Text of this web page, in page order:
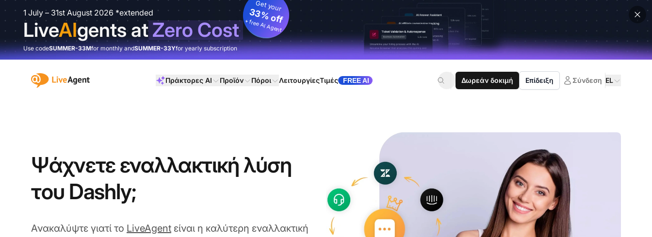
1 July – 31st August 2026 *extended
LiveAIgents atZero Cost
Get your
33% off
+ free AI Agent
Use codeSUMMER-33Mfor monthly andSUMMER-33Yfor yearly subscription
:site.title Πράκτορες AI Προϊόν Πόροι ΛειτουργίεςΤιμές FREE AI Δωρεάν δοκιμή Επίδειξη Σύνδεση EL
Ψάχνετε εναλλακτική λύση
του Dashly;
Ανακαλύψτε γιατί το LiveAgent είναι η καλύτερη εναλλακτική